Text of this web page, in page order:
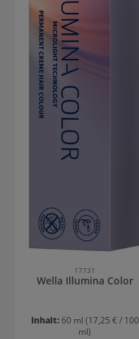
17731
Wella Illumina Color
Inhalt: 60 ml (17,25 € / 100
ml)